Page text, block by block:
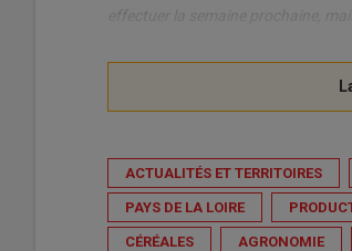
ACTUALITÉS ET TERRITOIRES
PAYS DE LA LOIRE
CÉRÉALES AGRONOMIE